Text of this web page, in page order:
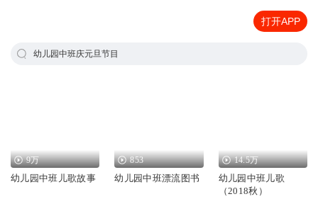
打开APP
幼儿园中班庆元旦节目
9万
幼儿园中班儿歌故事
853
幼儿园中班漂流图书
14.5万
幼儿园中班儿歌
（2018秋）